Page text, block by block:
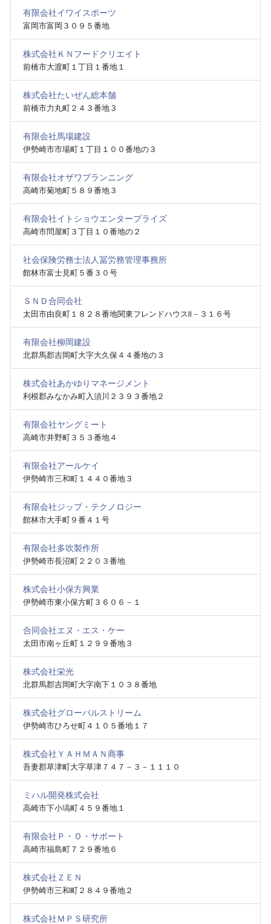
有限会社イワイスポーツ
富岡市富岡３０９５番地
株式会社ＫＮフードクリエイト
前橋市大渡町１丁目１番地１
株式会社たいぜん総本舗
前橋市力丸町２４３番地３
有限会社馬場建設
伊勢崎市市場町１丁目１００番地の３
有限会社オザワプランニング
高崎市菊地町５８９番地３
有限会社イトショウエンタープライズ
高崎市問屋町３丁目１０番地の２
社会保険労務士法人冨労務管理事務所
館林市富士見町５番３０号
ＳＮＤ合同会社
太田市由良町１８２８番地関東フレンドハウスⅡ－３１６号
有限会社柳岡建設
北群馬郡吉岡町大字大久保４４番地の３
株式会社あかゆりマネージメント
利根郡みなかみ町入須川２３９３番地２
有限会社ヤングミート
高崎市井野町３５３番地４
有限会社アールケイ
伊勢崎市三和町１４４０番地３
有限会社ジップ・テクノロジー
館林市大手町９番４１号
有限会社多吹製作所
伊勢崎市長沼町２２０３番地
株式会社小保方興業
伊勢崎市東小保方町３６０６－１
合同会社エヌ・エス・ケー
太田市南ヶ丘町１２９９番地３
株式会社栄光
北群馬郡吉岡町大字南下１０３８番地
株式会社グローバルストリーム
伊勢崎市ひろせ町４１０５番地１７
株式会社ＹＡＨＭＡＮ商事
吾妻郡草津町大字草津７４７－３－１１１０
ミハル開発株式会社
高崎市下小塙町４５９番地１
有限会社Ｐ・Ｏ・サポート
高崎市福島町７２９番地６
株式会社ＺＥＮ
伊勢崎市三和町２８４９番地２
株式会社ＭＰＳ研究所